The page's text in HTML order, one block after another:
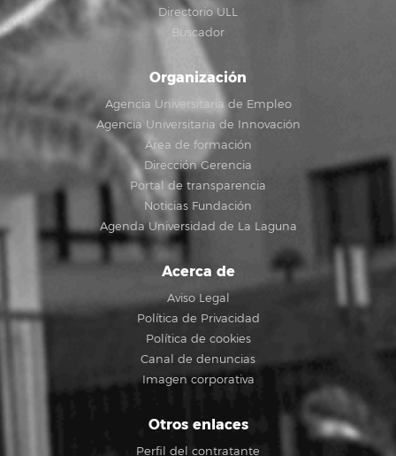
Directorio ULL
Buscador
Organización
Agencia Universitaria de Empleo
Agencia Universitaria de Innovación
Área de formación
Dirección Gerencia
Portal de transparencia
Noticias Fundación
Agenda Universidad de La Laguna
Acerca de
Aviso Legal
Política de Privacidad
Política de cookies
Canal de denuncias
Imagen corporativa
Otros enlaces
Perfil del contratante